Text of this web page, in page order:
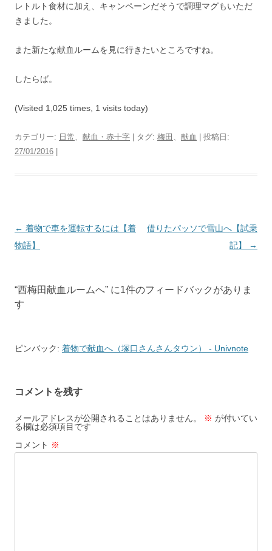
レトルト食材に加え、キャンペーンだそうで調理マグもいただ
きました。
また新たな献血ルームを見に行きたいところですね。
したらば。
(Visited 1,025 times, 1 visits today)
カテゴリー: 日常、 献血・赤十字 | タグ: 梅田 、 献血
| 投稿日:
27/01/2016
投
稿
ゲ
ョ
← 着物で車を運転するには【着
物語】
借りたパッソで雪山へ【試乗
記】
→
“西梅田献血ルームへ” に1件のフィードバックがありま
す
ピンバック: 着物で献血へ（塚口さんさんタウン） - Univnote
コメントを残す
メールアドレスが公開されることはありません。 ※ が付いてい
る欄は必須項目です
コメント ※